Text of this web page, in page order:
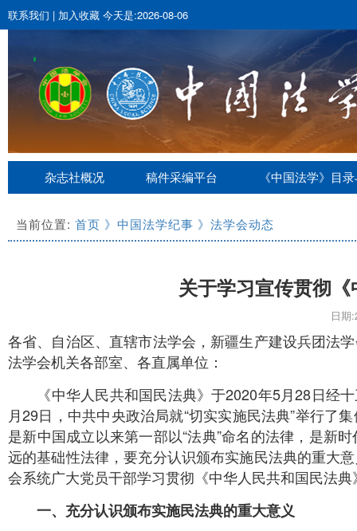
联系我们 | 加入收藏 今天是:2026-08-06
杂志社概况 稿件采编平台 《中国法学》目
当前位置: 首页 》中国法学纪事 》法学会动态
关于学习宣传贯彻
日期
各省、自治区、直辖市法学会，新疆生产建设兵团法
法学会机关各部室、各直属单位：
《中华人民共和国民法典》于2020年5月28日经十
月29日，中共中央政治局就“切实实施民法典”举行了
是新中国成立以来第一部以“法典”命名的法律，是新
远的基础性法律，要充分认识颁布实施民法典的重大
会系统广大党员干部学习贯彻《中华人民共和国民法
一、充分认识颁布实施民法典的重大意义